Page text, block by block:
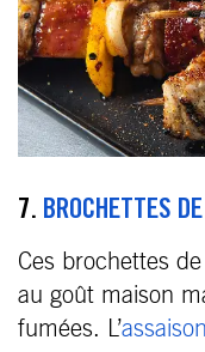
7. BROCHETTES
Ces brochettes
au goût maison
fumées. L’